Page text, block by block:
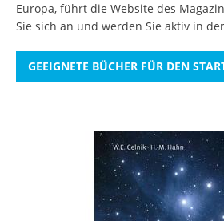
Europa, führt die Website des
Sie sich an und werden Sie aktiv in
GEEIGNETE BÜCHER FÜR DEN